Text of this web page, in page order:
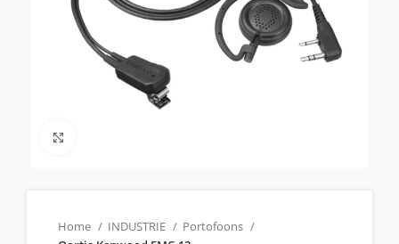
Home INDUSTRIE
Portofoons